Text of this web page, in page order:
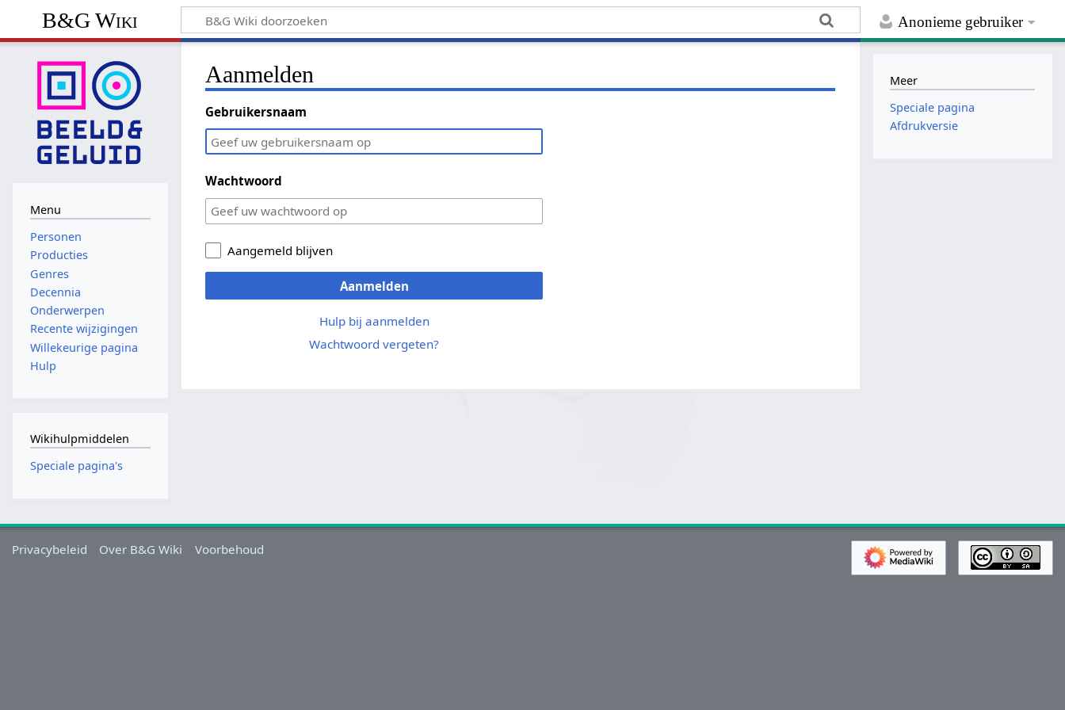
Anonieme gebruiker
B&G Wiki
Aanmelden
Gebruikersnaam
Wachtwoord
Aangemeld blijven
Aanmelden
Hulp bij aanmelden
Wachtwoord vergeten?
Menu
Personen
Producties
Genres
Decennia
Onderwerpen
Recente wijzigingen
Willekeurige pagina
Hulp
Wikihulpmiddelen
Speciale pagina's
Meer
Speciale pagina
Afdrukversie
Privacybeleid Over B&G Wiki Voorbehoud